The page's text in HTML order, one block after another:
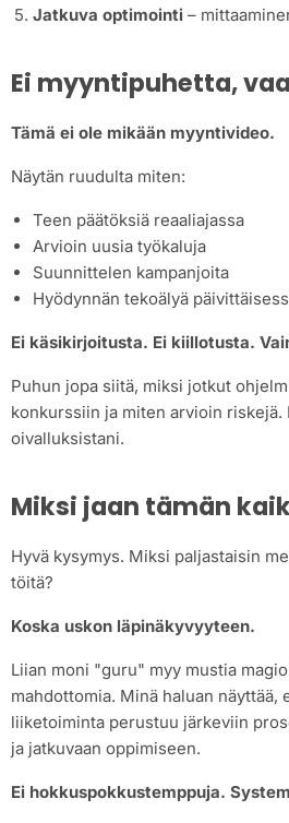
Jatkuva optimointi –
Ei myyntipuhetta,
Tämä ei ole mikään myyntivideo.
Näytän ruudulta miten:
Teen päätöksiä reaaliajassa
Arvioin uusia työkaluja
Suunnittelen kampanjoita
Hyödynnän tekoälyä
Ei käsikirjoitusta. Ei kiillotusta.
Puhun jopa siitä, miksi jotkut
konkurssiin ja miten arvioin
oivalluksistani.
Miksi jaan tämän
Hyvä kysymys. Miksi paljastaisin
töitä?
Koska uskon läpinäkyvyyteen.
Liian moni "guru" myy mustia
mahdottomia. Minä haluan näyttää,
liiketoiminta perustuu järkeviin
ja jatkuvaan oppimiseen.
Ei hokkuspokkustemppuja.